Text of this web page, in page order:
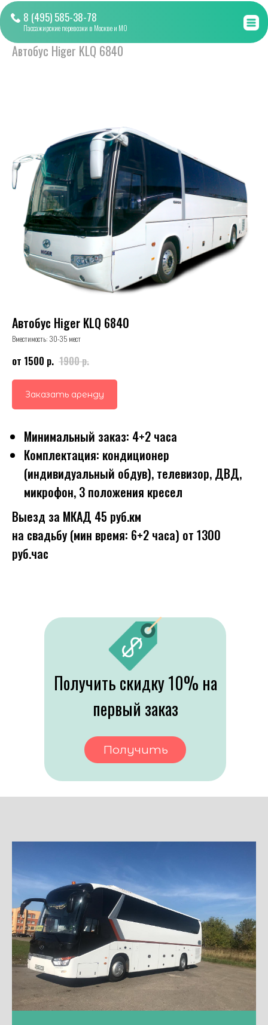
8 (495) 585-38-78
Пассажирские перевозки в Москве и МО
Главная» Услуги » Аренда автобусов в Москве
»
Автобус Higer KLQ 6840
Автобус Higer KLQ 6840
Вместимость: 30-35 мест
от 1500 р. 1900р.
Заказать аренду
Минимальный заказ: 4+2 часа
Комплектация: кондиционер
(индивидуальный обдув), телевизор, ДВД,
микрофон, 3 положения кресел
Выезд за МКАД 45 руб.км
на свадьбу (мин время: 6+2 часа) от 1300
руб.час
Получить скидку 10% на
первый заказ
Получить